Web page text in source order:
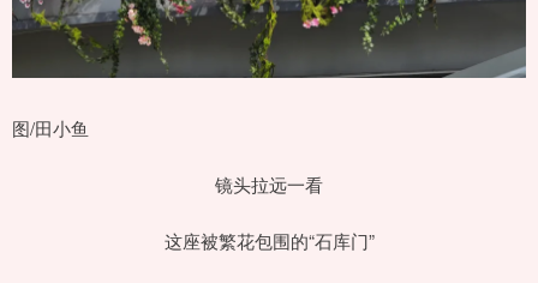
图/田小鱼
镜头拉远一看
这座被繁花包围的“石库门”